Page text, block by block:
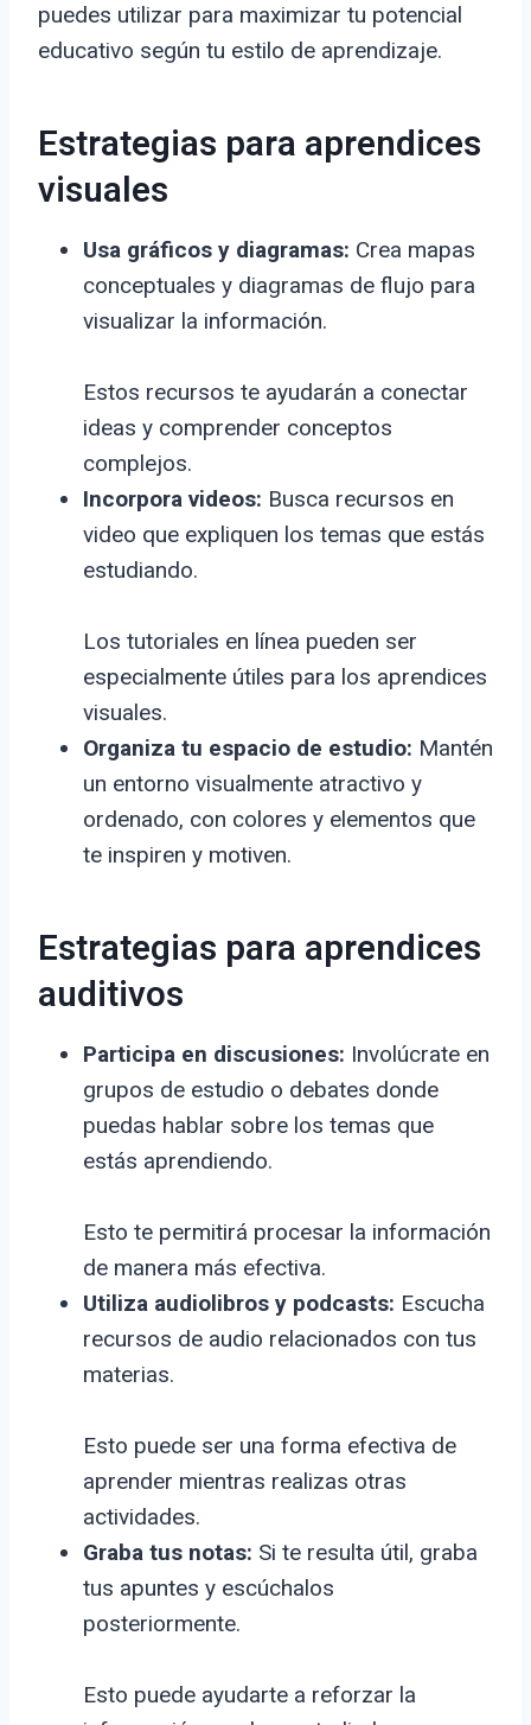
puedes utilizar para maximizar tu potencial
educativo según tu estilo de aprendizaje.
Estrategias para aprendices
visuales
Usa gráficos y diagramas: Crea mapas
conceptuales y diagramas de flujo para
visualizar la información.
Estos recursos te ayudarán a conectar
ideas y comprender conceptos
complejos.
Incorpora videos: Busca recursos en
video que expliquen los temas que estás
estudiando.
Los tutoriales en línea pueden ser
especialmente útiles para los aprendices
visuales.
Organiza tu espacio de estudio: Mantén
un entorno visualmente atractivo y
ordenado, con colores y elementos que
te inspiren y motiven.
Estrategias para aprendices
auditivos
Participa en discusiones: Involúcrate en
grupos de estudio o debates donde
puedas hablar sobre los temas que
estás aprendiendo.
Esto te permitirá procesar la información
de manera más efectiva.
Utiliza audiolibros y podcasts: Escucha
recursos de audio relacionados con tus
materias.
Esto puede ser una forma efectiva de
aprender mientras realizas otras
actividades.
Graba tus notas: Si te resulta útil, graba
tus apuntes y escúchalos
posteriormente.
Esto puede ayudarte a reforzar la